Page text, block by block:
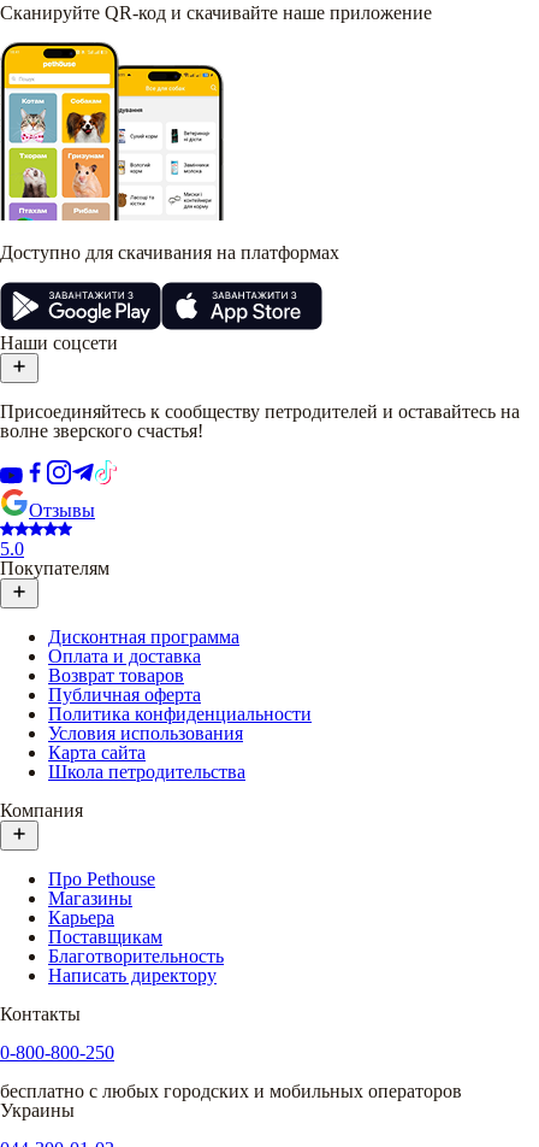
Сканируйте QR-код и скачивайте наше приложение
Доступно для скачивания на платформах
Наши соцсети
Присоединяйтесь к сообществу петродителей и оставайтесь на
волне зверского счастья!
Отзывы
5.0
Покупателям
Дисконтная программа
Оплата и доставка
Возврат товаров
Публичная оферта
Политика конфиденциальности
Условия использования
Карта сайта
Школа петродительства
Компания
Про Pethouse
Магазины
Карьера
Поставщикам
Благотворительность
Написать директору
Контакты
0-800-800-250
бесплатно с любых городских и мобильных операторов
Украины